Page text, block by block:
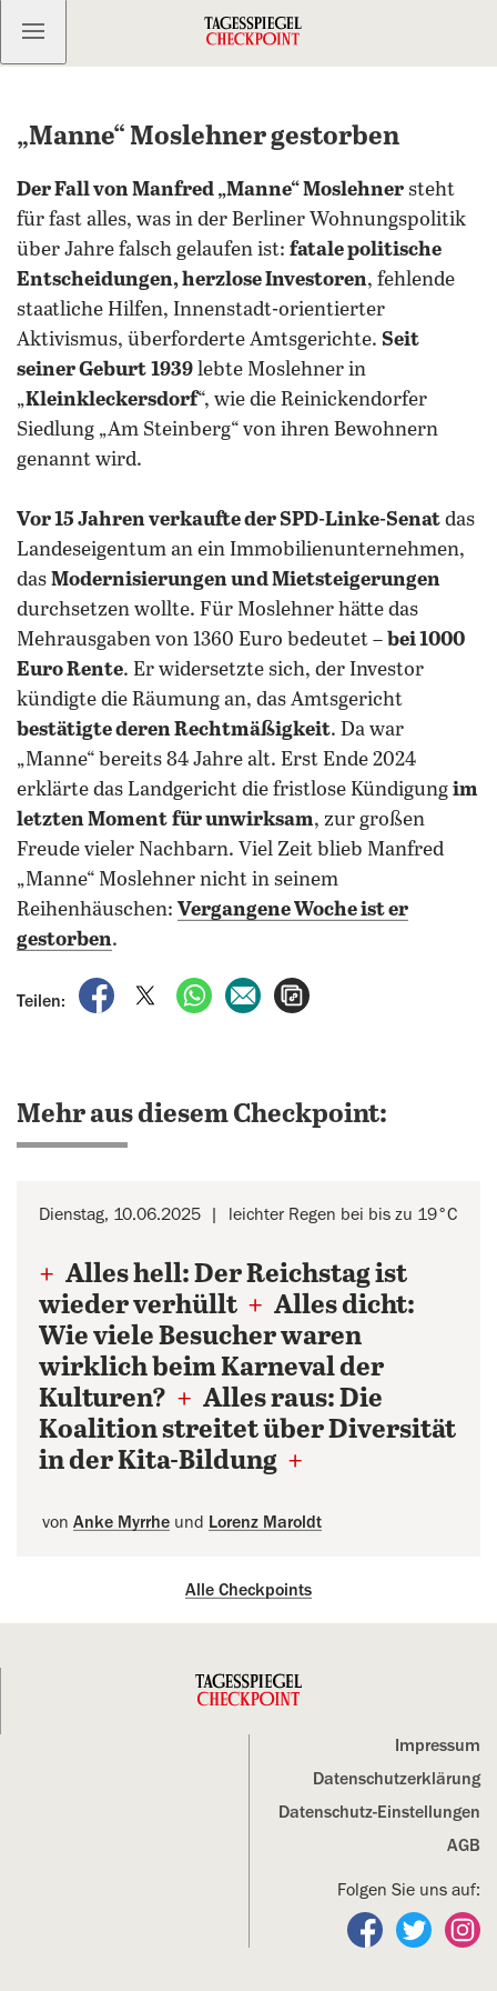
Kostenlos anmelden
„Manne“ Moslehner gestorben
Der Fall von Manfred „Manne“ Moslehner steht
für fast alles, was in der Berliner Wohnungspolitik
über Jahre falsch gelaufen ist: fatale politische
Entscheidungen, herzlose Investoren, fehlende
staatliche Hilfen, Innenstadt-orientierter
Aktivismus, überforderte Amtsgerichte. Seit
seiner Geburt 1939 lebte Moslehner in
„Kleinkleckersdorf“, wie die Reinickendorfer
Siedlung „Am Steinberg“ von ihren Bewohnern
genannt wird.
Vor 15 Jahren verkaufte der SPD-Linke-Senat das
Landeseigentum an ein Immobilienunternehmen,
das Modernisierungen und Mietsteigerungen
durchsetzen wollte. Für Moslehner hätte das
Mehrausgaben von 1360 Euro bedeutet – bei 1000
Euro Rente. Er widersetzte sich, der Investor
kündigte die Räumung an, das Amtsgericht
bestätigte deren Rechtmäßigkeit. Da war
„Manne“ bereits 84 Jahre alt. Erst Ende 2024
erklärte das Landgericht die fristlose Kündigung im
letzten Moment für unwirksam, zur großen
Freude vieler Nachbarn. Viel Zeit blieb Manfred
„Manne“ Moslehner nicht in seinem
Reihenhäuschen: Vergangene Woche ist er
gestorben.
Teilen:
auf Facebook teilen
auf X teilenper WhatsApp teilen
per E-Mail teilen
Mehr aus diesem Checkpoint:
Dienstag, 10.06.2025 leichter Regen bei bis zu 19°C
+ Alles hell: Der Reichstag ist
wieder verhüllt + Alles dicht:
Wie viele Besucher waren
wirklich beim Karneval der
Kulturen? + Alles raus: Die
Koalition streitet über Diversität
in der Kita-Bildung +
von Anke Myrrhe und Lorenz Maroldt
Alle Checkpoints
Impressum
Datenschutz­erklärung
Datenschutz-Einstellungen
AGB
Folgen Sie uns auf:
Folgen Sie